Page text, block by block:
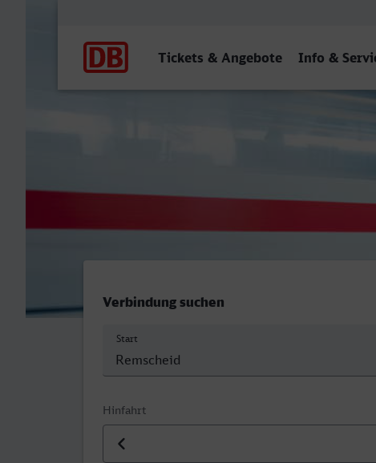
Tickets & Angebote Info &
Remscheid Hbf - Bahnhof,
Verbindung suchen
Start
Hinfahrt
Datum der Hinfahrt